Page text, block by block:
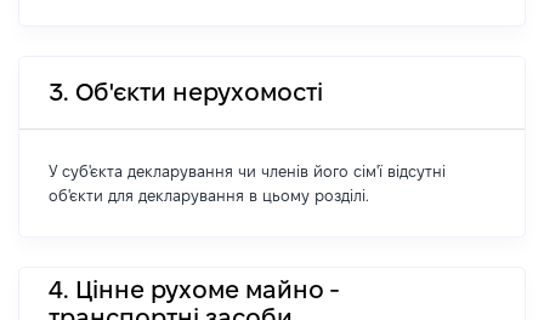
3. Об'єкти нерухомості
У суб'єкта декларування чи членів його сім'ї відсутні
об'єкти для декларування в цьому розділі.
4. Цінне рухоме майно -